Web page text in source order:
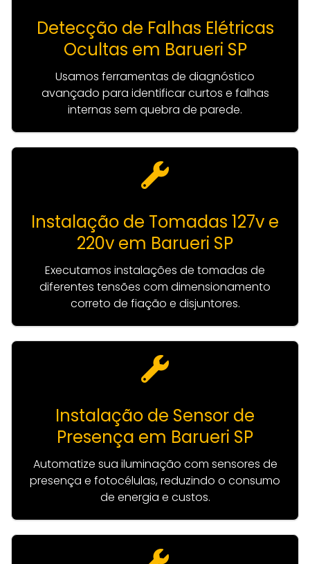
Detecção de Falhas Elétricas
Ocultas em Barueri SP
Usamos ferramentas de diagnóstico
avançado para identificar curtos e falhas
internas sem quebra de parede.
Instalação de Tomadas 127v e
220v em Barueri SP
Executamos instalações de tomadas de
diferentes tensões com dimensionamento
correto de fiação e disjuntores.
Instalação de Sensor de
Presença em Barueri SP
Automatize sua iluminação com sensores de
presença e fotocélulas, reduzindo o consumo
de energia e custos.